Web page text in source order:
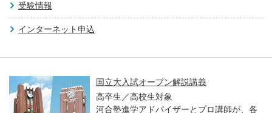
受験情報
インターネット申込
国立大入試オープン解説講義
高卒生／高校生対象
河合塾進学アドバイザーとプロ講師が、各